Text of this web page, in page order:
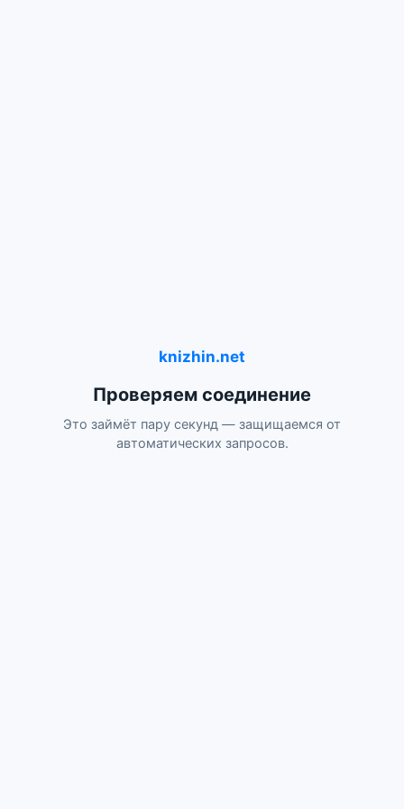
knizhin.net
Проверяем соединение
Это займёт пару секунд — защищаемся от
автоматических запросов.